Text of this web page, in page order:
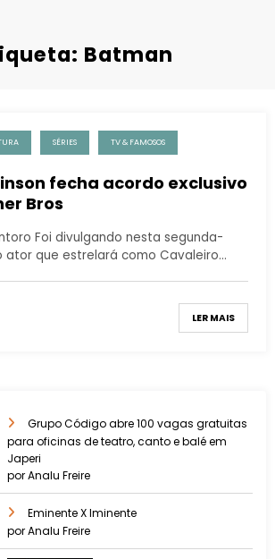
Batman
SÉRIES TV & FAMOSOS
fecha acordo exclusivo
Bros
Foi divulgando nesta segunda-
ator que estrelará como Cavaleiro…
LER MAIS
Grupo Código abre 100 vagas gratuitas
para oficinas de teatro, canto e balé em
Japeri
por Analu Freire
Eminente X Iminente
por Analu Freire